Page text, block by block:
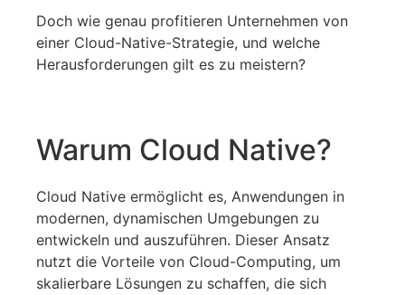
Doch wie genau profitieren Unternehmen von
einer Cloud-Native-Strategie, und welche
Herausforderungen gilt es zu meistern?
Warum Cloud Native?
Cloud Native ermöglicht es, Anwendungen in
modernen, dynamischen Umgebungen zu
entwickeln und auszuführen. Dieser Ansatz
nutzt die Vorteile von Cloud-Computing, um
skalierbare Lösungen zu schaffen, die sich